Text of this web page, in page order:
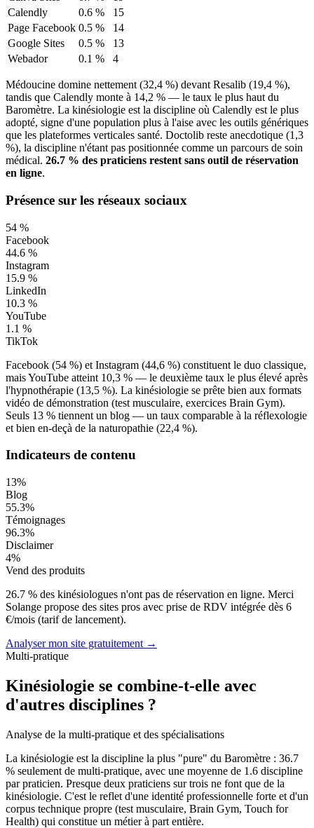
Calendly
0.6 %
15
Page Facebook 0.5 %
14
Google Sites
0.5 %
13
Webador
0.1 % 4
Médoucine domine nettement (32,4 %) devant Resalib (19,4 %),
tandis que Calendly monte à 14,2 % — le taux le plus haut du
Baromètre. La kinésiologie est la discipline où Calendly est le plus
adopté, signe d'une population plus à l'aise avec les outils génériques
que les plateformes verticales santé. Doctolib reste anecdotique (1,3
%), la discipline n'étant pas positionnée comme un parcours de soin
médical. 26.7 % des praticiens restent sans outil de réservation
en ligne.
Présence sur les réseaux sociaux
54 %
Facebook
44.6 %
Instagram
15.9 %
LinkedIn
10.3 %
YouTube
1.1 %
TikTok
Facebook (54 %) et Instagram (44,6 %) constituent le duo classique,
mais YouTube atteint 10,3 % — le deuxième taux le plus élevé après
l'hypnothérapie (13,5 %). La kinésiologie se prête bien aux formats
vidéo de démonstration (test musculaire, exercices Brain Gym).
Seuls 13 % tiennent un blog — un taux comparable à la réflexologie
et bien en-deçà de la naturopathie (22,4 %).
Indicateurs de contenu
13%
Blog
55.3%
Témoignages
96.3%
Disclaimer
4%
Vend des produits
26.7 % des kinésiologues n'ont pas de réservation en ligne. Merci
Solange propose des sites pros avec prise de RDV intégrée dès 6
€/mois (tarif de lancement).
Analyser mon site gratuitement →
Multi-pratique
Kinésiologie se combine-t-elle avec
d'autres disciplines ?
Analyse de la multi-pratique et des spécialisations
La kinésiologie est la discipline la plus "pure" du Baromètre : 36.7
% seulement de multi-pratique, avec une moyenne de 1.6 discipline
par praticien. Presque deux praticiens sur trois ne font que de la
kinésiologie. C'est le reflet d'une identité professionnelle forte et d'un
corpus technique propre (test musculaire, Brain Gym, Touch for
Health) qui constitue un métier à part entière.